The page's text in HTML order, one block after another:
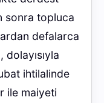
sonra topluca
defalarca
ihtilalinde
ile maiyeti